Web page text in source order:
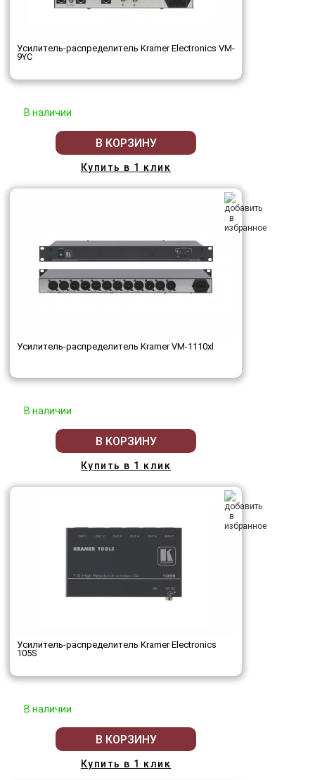
Усилитель-распределитель Kramer Electronics VM-
9YC
В наличии
В КОРЗИНУ
Купить в 1 клик
Усилитель-распределитель Kramer VM-1110xl
В наличии
В КОРЗИНУ
Купить в 1 клик
Усилитель-распределитель Kramer Electronics
105S
В наличии
В КОРЗИНУ
Купить в 1 клик